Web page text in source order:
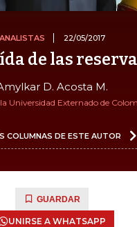
ANALISTAS 22/05/2017
de las
D. Acosta M.
Universidad Externado de
COLUMNAS DE ESTE AUTOR
GUARDAR
UNIRSE A WHATSAPP